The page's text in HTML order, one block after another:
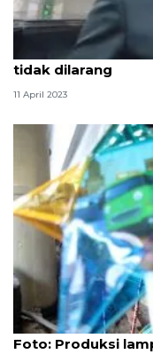
Ketua DPRD
tidak dilarang
11 April 2023
Foto
Foto: Produksi